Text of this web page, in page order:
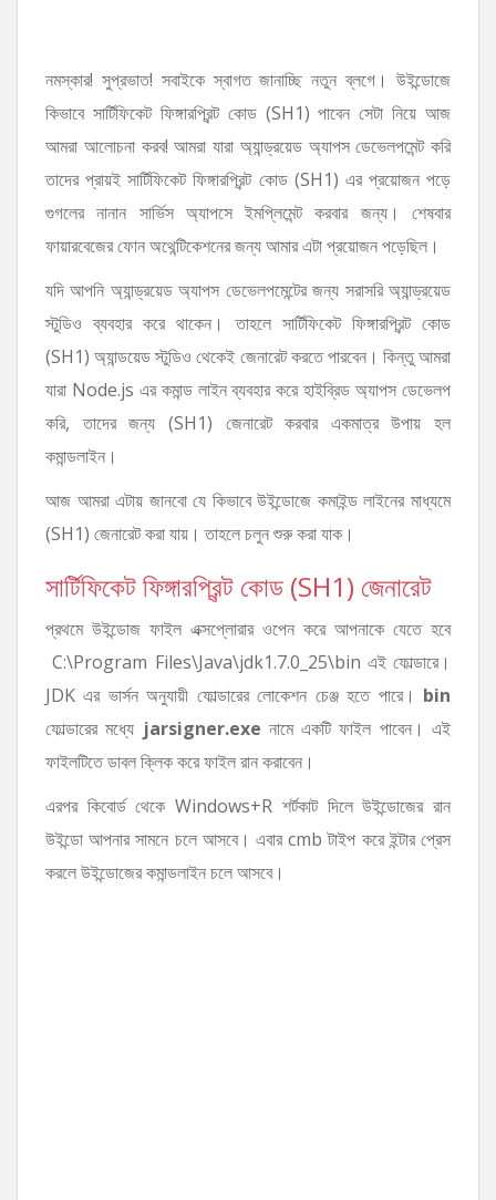
নমস্কার! সুপ্রভাত! সবাইকে স্বাগত জানাচ্ছি নতুন ব্লগে। উইন্ডোজে
কিভাবে সার্টিফিকেট ফিঙ্গারপ্রিন্ট কোড (SH1) পাবেন সেটা নিয়ে আজ
আমরা আলোচনা করব! আমরা যারা অ্যান্ড্রয়েড অ্যাপস ডেভেলপমেন্ট করি
তাদের প্রায়ই সার্টিফিকেট ফিঙ্গারপ্রিন্ট কোড (SH1) এর প্রয়োজন পড়ে
গুগলের নানান সার্ভিস অ্যাপসে ইমপ্লিমেন্ট করবার জন্য। শেষবার
ফায়ারবেজের ফোন অথেন্টিকেশনের জন্য আমার এটা প্রয়োজন পড়েছিল।
যদি আপনি অ্যান্ড্রয়েড অ্যাপস ডেভেলপমেন্টের জন্য সরাসরি অ্যান্ড্রয়েড
স্টুডিও ব্যবহার করে থাকেন। তাহলে সার্টিফিকেট ফিঙ্গারপ্রিন্ট কোড
(SH1) অ্যান্ডয়েড স্টুডিও থেকেই জেনারেট করতে পারবেন। কিন্তু আমরা
যারা Node.js এর কমান্ড লাইন ব্যবহার করে হাইব্রিড অ্যাপস ডেভেলপ
করি, তাদের জন্য (SH1) জেনারেট করবার একমাত্র উপায় হল
কমান্ডলাইন।
আজ আমরা এটায় জানবো যে কিভাবে উইন্ডোজে কমাইন্ড লাইনের মাধ্যমে
(SH1) জেনারেট করা যায়। তাহলে চলুন শুরু করা যাক।
সার্টিফিকেট ফিঙ্গারপ্রিন্ট কোড (SH1) জেনারেট
প্রথমে উইন্ডোজ ফাইল এক্সপ্লোরার ওপেন করে আপনাকে যেতে হবে
C:\Program Files\Java\jdk1.7.0_25\bin এই ফোল্ডারে।
JDK এর ভার্সন অনুযায়ী ফোল্ডারের লোকেশন চেঞ্জ হতে পারে। bin
ফোল্ডারের মধ্যে jarsigner.exe নামে একটি ফাইল পাবেন। এই
ফাইলটিতে ডাবল ক্লিক করে ফাইল রান করাবেন।
এরপর কিবোর্ড থেকে Windows+R শর্টকাট দিলে উইন্ডোজের রান
উইন্ডো আপনার সামনে চলে আসবে। এবার cmb টাইপ করে ইন্টার প্রেস
করলে উইন্ডোজের কমান্ডলাইন চলে আসবে।